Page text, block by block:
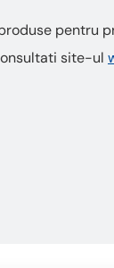
pentru
site-ul